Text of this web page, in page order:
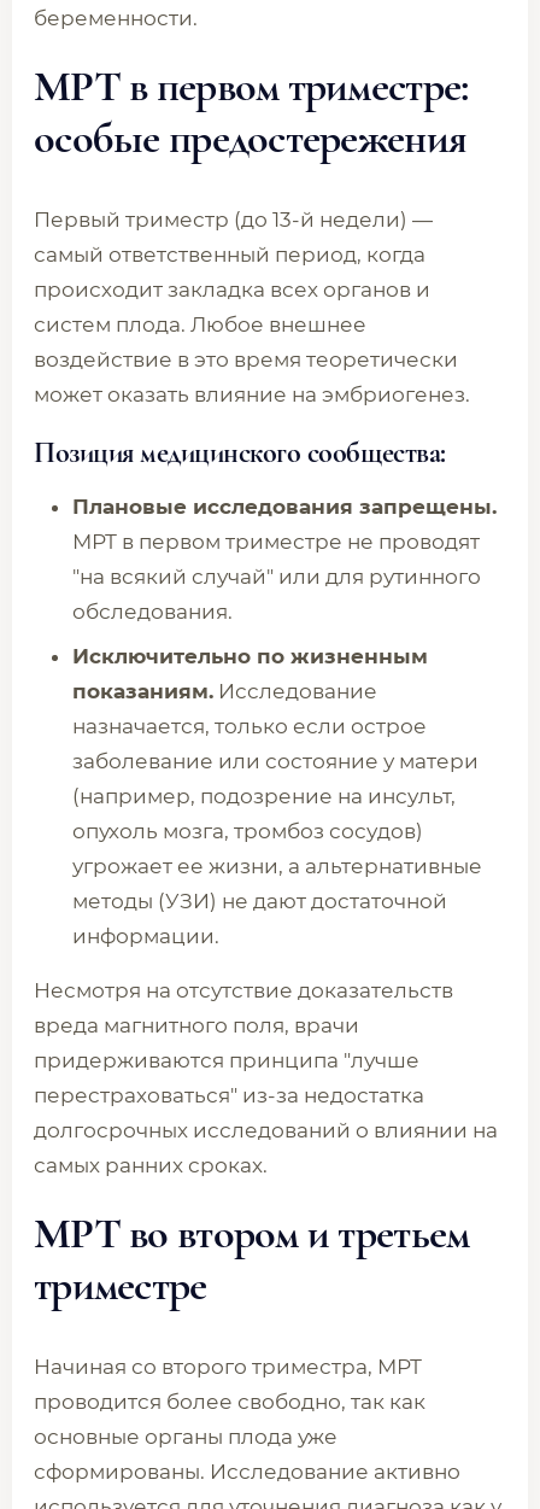
беременности.
МРТ в первом триместре:
особые предостережения
Первый триместр (до 13-й недели) —
самый ответственный период, когда
происходит закладка всех органов и
систем плода. Любое внешнее
воздействие в это время теоретически
может оказать влияние на эмбриогенез.
Позиция медицинского сообщества:
Плановые исследования запрещены.
МРТ в первом триместре не проводят
"на всякий случай" или для рутинного
обследования.
Исключительно по жизненным
показаниям. Исследование
назначается, только если острое
заболевание или состояние у матери
(например, подозрение на инсульт,
опухоль мозга, тромбоз сосудов)
угрожает ее жизни, а альтернативные
методы (УЗИ) не дают достаточной
информации.
Несмотря на отсутствие доказательств
вреда магнитного поля, врачи
придерживаются принципа "лучше
перестраховаться" из-за недостатка
долгосрочных исследований о влиянии на
самых ранних сроках.
МРТ во втором и третьем
триместре
Начиная со второго триместра, МРТ
проводится более свободно, так как
основные органы плода уже
сформированы. Исследование активно